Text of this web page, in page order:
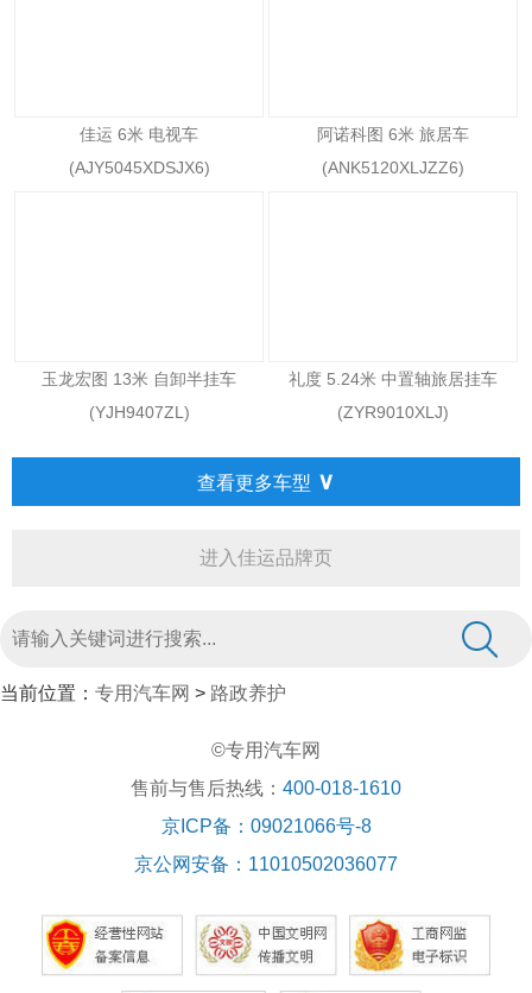
佳运 6米 电视车
(AJY5045XDSJX6)
阿诺科图 6米 旅居车
(ANK5120XLJZZ6)
玉龙宏图 13米 自卸半挂车
(YJH9407ZL)
礼度 5.24米 中置轴旅居挂车
(ZYR9010XLJ)
查看更多车型 ∨
进入佳运品牌页
当前位置： 专用汽车网 > 路政养护
©专用汽车网
售前与售后热线： 400-018-1610
京ICP备：09021066号-8
京公网安备：11010502036077